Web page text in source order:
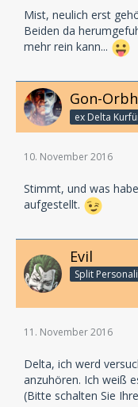
Mist, neulich erst
Beiden da
mehr rein kann...
Gon-
ex Delta
10. November 2016
Stimmt, und was
aufgestellt.
Evil
Split
11. November 2016
Delta, ich werd
anzuhören. Ich weiß
(Bitte schalten Sie